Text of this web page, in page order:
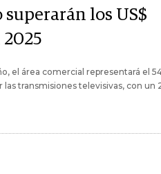
los US$
el área comercial representará el
las transmisiones televisivas, con un